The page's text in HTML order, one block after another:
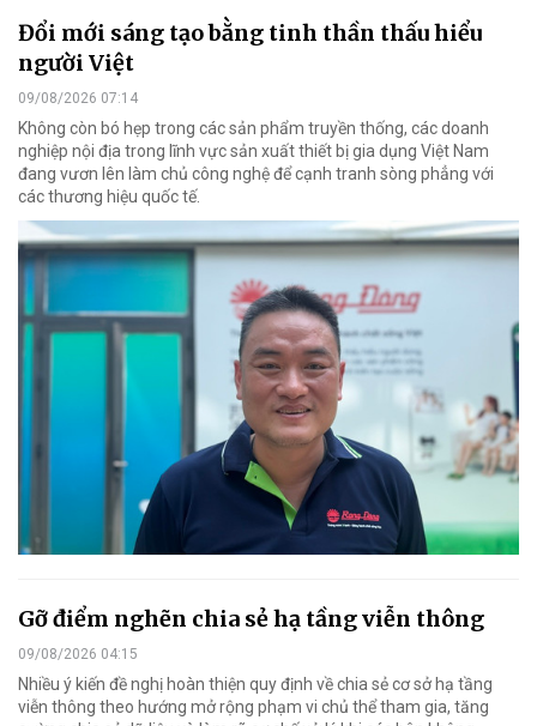
Đổi mới sáng tạo bằng tinh thần thấu hiểu
người Việt
09/08/2026 07:14
Không còn bó hẹp trong các sản phẩm truyền thống, các doanh
nghiệp nội địa trong lĩnh vực sản xuất thiết bị gia dụng Việt Nam
đang vươn lên làm chủ công nghệ để cạnh tranh sòng phẳng với
các thương hiệu quốc tế.
Gỡ điểm nghẽn chia sẻ hạ tầng viễn thông
09/08/2026 04:15
Nhiều ý kiến đề nghị hoàn thiện quy định về chia sẻ cơ sở hạ tầng
viễn thông theo hướng mở rộng phạm vi chủ thể tham gia, tăng